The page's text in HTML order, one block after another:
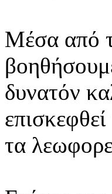
Μέσα από
δυνατόν
τα